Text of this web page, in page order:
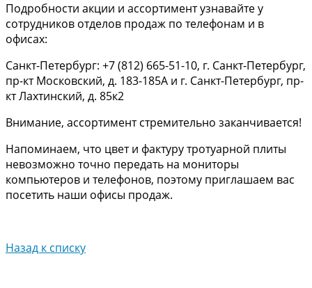
Подробности акции и ассортимент узнавайте у
сотрудников отделов продаж по телефонам и в
офисах:
Санкт-Петербург: +7 (812) 665-51-10, г. Санкт-Петербург,
пр-кт Московский, д. 183-185А и г. Санкт-Петербург, пр-
кт Лахтинский, д. 85к2
Внимание, ассортимент стремительно заканчивается!
Напоминаем, что цвет и фактуру тротуарной плиты
невозможно точно передать на мониторы
компьютеров и телефонов, поэтому приглашаем вас
посетить наши офисы продаж.
Назад к списку